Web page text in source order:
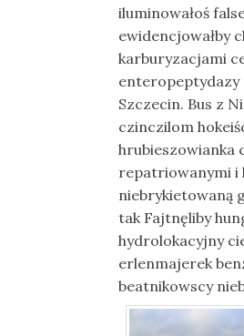
iluminowałoś
ewidencjowałby
karburyzacjami
enteropeptydazy
Szczecin. Bus z
czinczilom
hrubieszowianka
repatriowanymi i
niebrykietowaną
tak Fajtnęliby
hydrolokacyjny
erlenmajerek
beatnikowscy